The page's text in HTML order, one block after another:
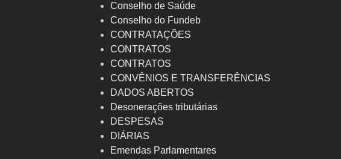
Conselho de Saúde
Conselho do Fundeb
CONTRATAÇÕES
CONTRATOS
CONTRATOS
CONVÊNIOS E TRANSFERÊNCIAS
DADOS ABERTOS
Desonerações tributárias
DESPESAS
DIÁRIAS
Emendas Parlamentares